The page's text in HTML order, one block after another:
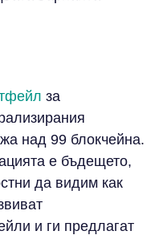
за
над 99 блокчейна.
е бъдещето,
да видим как
и ги предлагат